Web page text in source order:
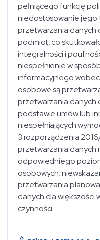
pełniącego funkcję
niedostosowanie jego
przetwarzania danych
podmiot, co
integralności i
niespełnienie w
informacyjnego
osobowe są
przetwarzania danych
podstawie umów lub
niespełniających
3 rozporządzenia
przetwarzania danych
odpowiedniego
osobowych;
przetwarzania
danych dla większości
czynności.